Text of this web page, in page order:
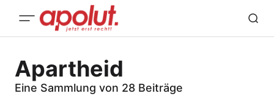
Apartheid
Eine Sammlung von 28 Beiträge